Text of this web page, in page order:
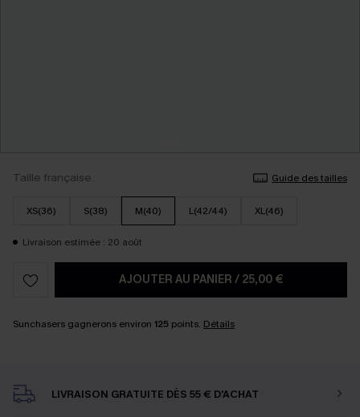
Taille française Guide des tailles
XS(36) S(38) M(40) L(42/44) XL(46)
Livraison estimée : 20 août
AJOUTER AU PANIER / 25,00 €
Sunchasers gagnerons environ 125 points. Détails
LIVRAISON GRATUITE DÈS 55 € D'ACHAT